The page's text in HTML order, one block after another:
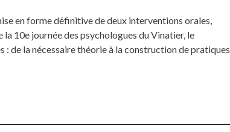
en forme définitive de deux interventions orales,
la 10e journée des psychologues du Vinatier, le
de la nécessaire théorie à la construction de pratiques